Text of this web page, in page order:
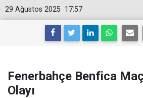
17:57
29 Ağustos 2025
Fenerbahçe Benfica
Olayı